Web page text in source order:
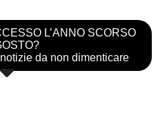
L’ANNO SCORSO
da non dimenticare